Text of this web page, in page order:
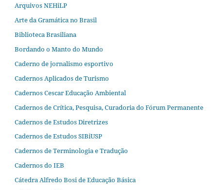
Arquivos NEHiLP
Arte da Gramática no Brasil
Biblioteca Brasiliana
Bordando o Manto do Mundo
Caderno de jornalismo esportivo
Cadernos Aplicados de Turismo
Cadernos Cescar Educação Ambiental
Cadernos de Crítica, Pesquisa, Curadoria do Fórum Permanente
Cadernos de Estudos Diretrizes
Cadernos de Estudos SIBiUSP
Cadernos de Terminologia e Tradução
Cadernos do IEB
Cátedra Alfredo Bosi de Educação Básica